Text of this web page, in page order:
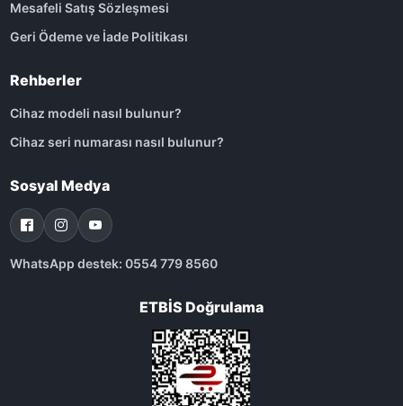
Mesafeli Satış Sözleşmesi
Geri Ödeme ve İade Politikası
Rehberler
Cihaz modeli nasıl bulunur?
Cihaz seri numarası nasıl bulunur?
Sosyal Medya
WhatsApp destek: 0554 779 8560
ETBİS Doğrulama